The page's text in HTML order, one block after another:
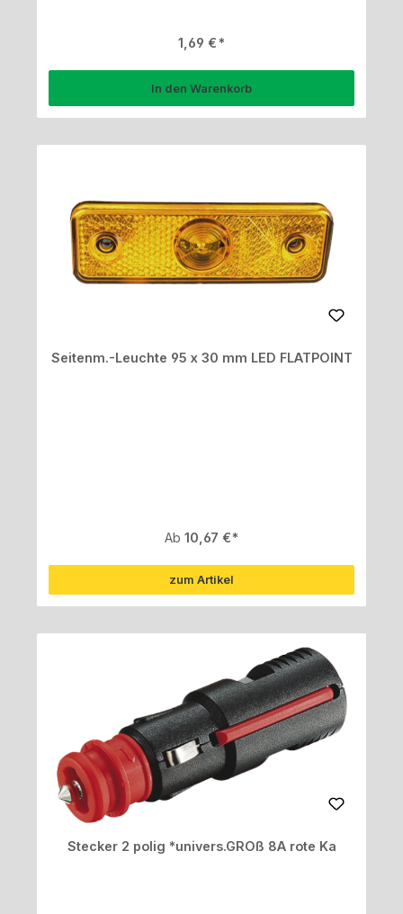
Regulärer Preis:
1,69 €
In den Warenkorb
Seitenm.-Leuchte 95 x 30 mm LED FLATPOINT
Regulärer Preis:
Ab 10,67 €
zum Artikel
Stecker 2 polig *univers.GROß 8A rote Ka